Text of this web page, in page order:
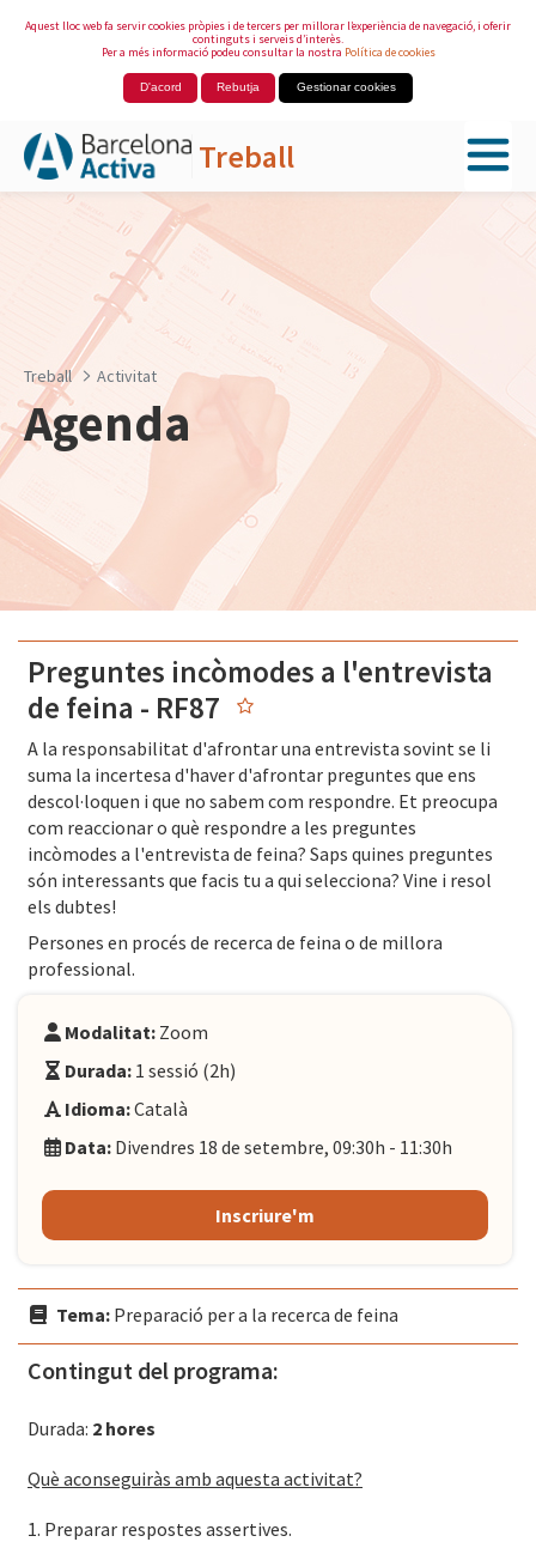
Aquest lloc web fa servir cookies pròpies i de tercers per millorar l’experiència de navegació, i oferir
continguts i serveis d’interès.
Per a més informació podeu consultar la nostra Política de cookies
D'acord Rebutja Gestionar cookies
Treball
Salta al contingut principal
Treball Activitat
Agenda
Preguntes incòmodes a l'entrevista
de feina - RF87
A la responsabilitat d'afrontar una entrevista sovint se li
suma la incertesa d'haver d'afrontar preguntes que ens
descol·loquen i que no sabem com respondre. Et preocupa
com reaccionar o què respondre a les preguntes
incòmodes a l'entrevista de feina? Saps quines preguntes
són interessants que facis tu a qui selecciona? Vine i resol
els dubtes!
Persones en procés de recerca de feina o de millora
professional.
Modalitat: Zoom
Durada: 1 sessió (2h)
Idioma:Català
Data: Divendres 18 de setembre, 09:30h - 11:30h
Inscriure'm
Tema: Preparació per a la recerca de feina
Contingut del programa:
Durada: 2 hores
Què aconseguiràs amb aquesta activitat?
1. Preparar respostes assertives.